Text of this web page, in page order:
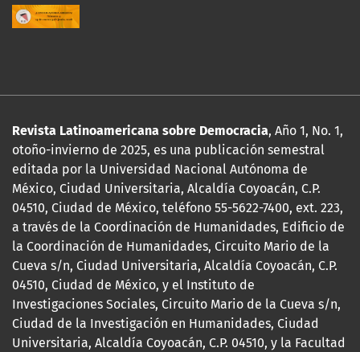
Revista Latinoamericana sobre Democracia, Año 1, No. 1,
otoño-invierno de 2025, es una publicación semestral
editada por la Universidad Nacional Autónoma de
México, Ciudad Universitaria, Alcaldía Coyoacán, C.P.
04510, Ciudad de México, teléfono 55-5622-7400, ext. 223,
a través de la Coordinación de Humanidades, Edificio de
la Coordinación de Humanidades, Circuito Mario de la
Cueva s/n, Ciudad Universitaria, Alcaldía Coyoacán, C.P.
04510, Ciudad de México, y el Instituto de
Investigaciones Sociales, Circuito Mario de la Cueva s/n,
Ciudad de la Investigación en Humanidades, Ciudad
Universitaria, Alcaldía Coyoacán, C.P. 04510, y la Facultad